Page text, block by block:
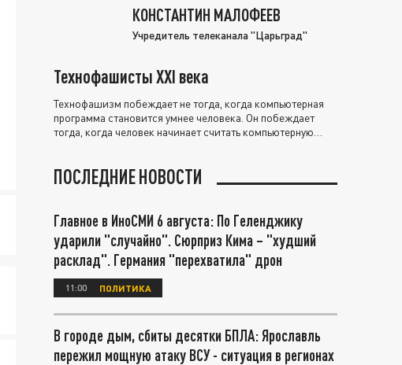
КОНСТАНТИН МАЛОФЕЕВ
Учредитель телеканала "Царьград"
Технофашисты XXI века
Технофашизм побеждает не тогда, когда компьютерная
программа становится умнее человека. Он побеждает
тогда, когда человек начинает считать компьютерную
ПОСЛЕДНИЕ НОВОСТИ
Главное в ИноСМИ 6 августа: По Геленджику
ударили "случайно". Сюрприз Кима – "худший
расклад". Германия "перехватила" дрон
11:00 ПОЛИТИКА
В городе дым, сбиты десятки БПЛА: Ярославль
пережил мощную атаку ВСУ - ситуация в регионах